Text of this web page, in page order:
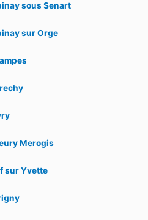
sous Senart
sur Orge
Merogis
sur Yvette